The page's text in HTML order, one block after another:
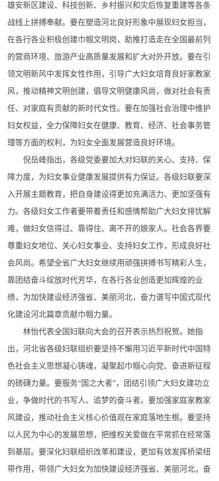
雄安新区建设、科技创新、乡村振兴和灾后恢复重建等各条
战线上拼搏奉献。要在塑造河北良好形象中展现妇女担当，
在各行各业积极创建巾帼文明岗，助推打造走在全国最前列
的营商环境、旅游产业高质量发展和扩大对外开放。要在引
领文明新风中发挥女性作用，引导广大妇女培育良好家教家
风，推动精神文明创建，倡导文明健康风尚，做对社会有责
任、对家庭有贡献的新时代女性。要在加强社会治理中维护
妇女权益，全力保障妇女在健康、教育、经济、社会事务管
理等方面的权利，为妇女全面发展营造良好环境。
倪岳峰指出，各级党委要加大对妇联的关心、支持、保
障力度，为妇女事业健康发展提供有力保证。各级妇联要深
入开展主题教育，把自身建设得更加充满活力、更加坚强有
力。各级妇女工作者要带着责任和感情帮助广大妇女排忧解
难，做妇女信得过、靠得住、离不开的娘家人。社会各界要
尊重妇女地位、关心妇女事业、支持妇女工作，形成良好社
会风尚。希望全省广大妇女继续用顽强拼搏书写精彩人生，
靠团结奋斗绽放时代芳华，在各行各业创造更加辉煌的业
绩，为加快建设经济强省、美丽河北，奋力谱写中国式现代
化建设河北篇章贡献巾帼力量。
林怡代表全国妇联向大会的召开表示热烈祝贺。她指
出，河北省各级妇联组织要坚持不懈用习近平新时代中国特
色社会主义思想凝心铸魂，凝聚起巾帼心向党、奋进新征程
的磅礴力量。要服务“国之大者”，团结引领广大妇女建功立
业，争做时代的书写人、追梦的奋斗者。要加强家庭家教家
风建设，推动社会主义核心价值观在家庭落地生根。要坚持
以人民为中心的发展思想，把维权关爱做在平常抓在经常落
到基层。要深化妇联组织改革和建设，更加有效发挥桥梁纽
带作用，带领广大妇女为加快建设经济强省、美丽河北，奋